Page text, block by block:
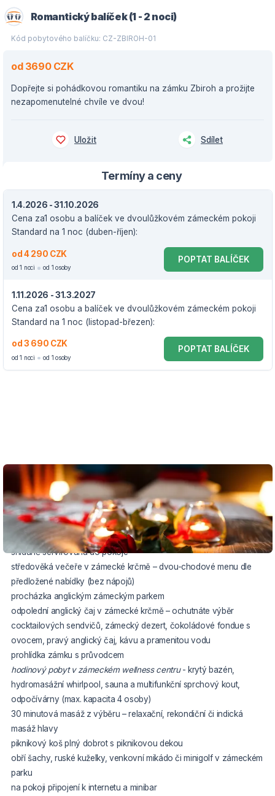
Romantický balíček (1 - 2 noci)
Kód pobytového balíčku: CZ-ZBIROH-01
od 3690 CZK
Dopřejte si pohádkovou romantiku na zámku Zbiroh a prožijte
nezapomenutelné chvíle ve dvou!
Uložit Sdílet
Termíny a ceny
1.4.2026 - 31.10.2026
Cena za1 osobu a balíček ve dvoulůžkovém zámeckém pokoji
Standard na 1 noc (duben-říjen):
od 4 290 CZK
od 1 noci od 1 osoby
POPTAT BALÍČEK
1.11.2026 - 31.3.2027
Cena za1 osobu a balíček ve dvoulůžkovém zámeckém pokoji
Standard na 1 noc (listopad-březen):
od 3 690 CZK
od 1 noci od 1 osoby
POPTAT BALÍČEK
VOUCHER DO 31.3.2027
Balíček zahrnuje:
1 noc ve dvoulůžkovém zámeckém pokoji standard
uvítací welcome drink na pokoji
snídaně servírovaná do pokoje
středověká večeře v zámecké krčmě – dvou-chodové menu dle
předložené nabídky (bez nápojů)
procházka anglickým zámeckým parkem
odpolední anglický čaj v zámecké krčmě – ochutnáte výběr
cocktailových sendvičů, zámecký dezert, čokoládové fondue s
ovocem, pravý anglický čaj, kávu a pramenitou vodu
prohlídka zámku s průvodcem
hodinový pobyt v zámeckém wellness centru- krytý bazén,
hydromasážní whirlpool, sauna a multifunkční sprchový kout,
odpočívárny (max. kapacita 4 osoby)
30 minutová masáž z výběru – relaxační, rekondiční či indická
masáž hlavy
piknikový koš plný dobrot s piknikovou dekou
obří šachy, ruské kuželky, venkovní mikádo či minigolf v zámeckém
parku
na pokoji připojení k internetu a minibar